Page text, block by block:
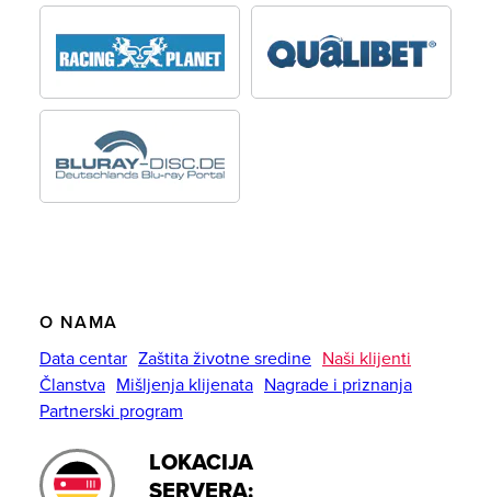
O NAMA
Data centar Zaštita životne sredine Naši klijenti
Članstva Mišljenja klijenata Nagrade i priznanja
Partnerski program
LOKACIJA
SERVERA: